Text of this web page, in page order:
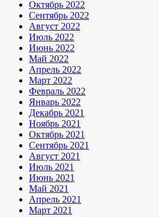
Октябрь 2022
Сентябрь 2022
Август 2022
Июль 2022
Июнь 2022
Май 2022
Апрель 2022
Март 2022
Февраль 2022
Январь 2022
Декабрь 2021
Ноябрь 2021
Октябрь 2021
Сентябрь 2021
Август 2021
Июль 2021
Июнь 2021
Май 2021
Апрель 2021
Март 2021